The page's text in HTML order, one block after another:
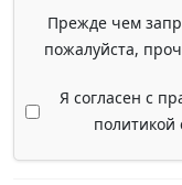
Прежде чем
пожалуйста,
Я согласен с
политикой